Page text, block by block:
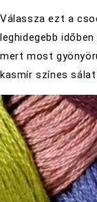
Válassza ezt a
leghidegebb
mert most
kasmír színes